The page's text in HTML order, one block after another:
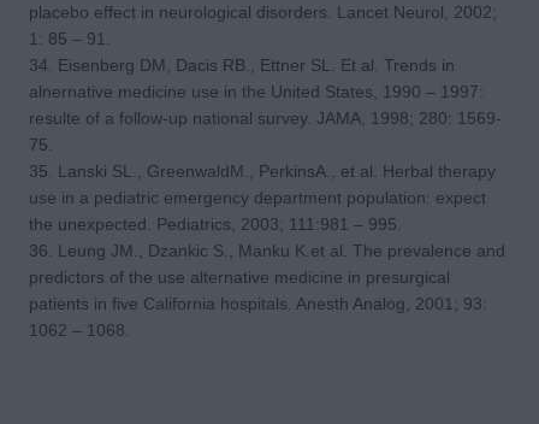
placebo effect in neurological disorders. Lancet Neurol, 2002;
1: 85 – 91.
34. Eisenberg DM, Dacis RB., Ettner SL. Et al. Trends in
alnernative medicine use in the United States, 1990 – 1997:
resulte of a follow-up national survey. JAMA, 1998; 280: 1569-
75.
35. Lanski SL., GreenwaldM., PerkinsA., et al. Herbal therapy
use in a pediatric emergency department population: expect
the unexpected. Pediatrics, 2003; 111:981 – 995.
36. Leung JM., Dzankic S., Manku K.et al. The prevalence and
predictors of the use alternative medicine in presurgical
patients in five California hospitals. Anesth Analog, 2001; 93:
1062 – 1068.